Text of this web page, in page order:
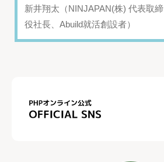
新井翔太（NINJAPAN(株) 代表取締
役社長、Abuild就活創設者）